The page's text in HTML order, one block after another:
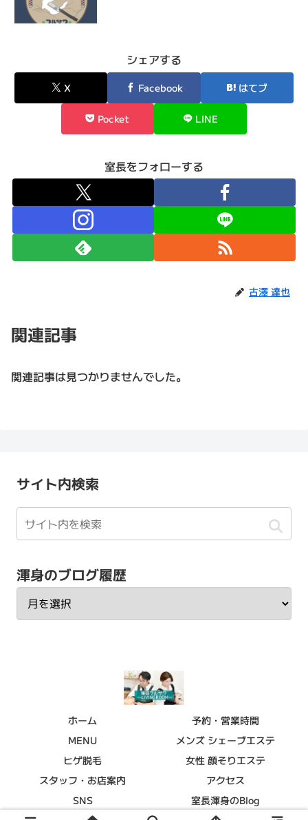
シェアする
X Facebook はてブ
Pocket LINE
室長をフォローする
古澤 達也
関連記事
関連記事は見つかりませんでした。
サイト内検索
渾身のブログ履歴
ホーム
予約・営業時間
MENU
メンズ シェーブエステ
ヒゲ脱毛
女性 顔そりエステ
スタッフ・お店案内
アクセス
SNS
室長渾身のBlog